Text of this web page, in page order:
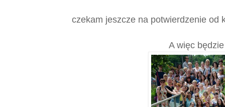
czekam jeszcze na potwierdzenie od
A więc